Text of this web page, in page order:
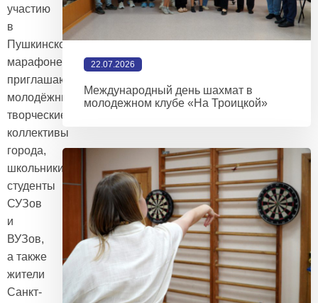
участию
в
Пушкинском
марафоне
приглашаются
молодёжные
творческие
коллективы
города,
школьники,
студенты
СУЗов
и
ВУЗов,
а также
жители
Санкт-
22.07.2026
Международный день шахмат в
молодежном клубе «На Троицкой»